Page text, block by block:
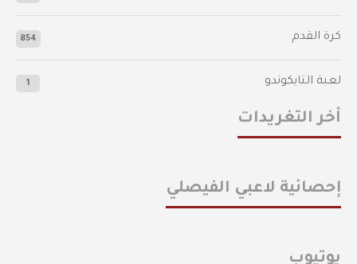
كرة القدم 854
لعبة التايكوندو 1
أخر التغريدات
إحصائية لاعبي الفيصلي
يوتيوب